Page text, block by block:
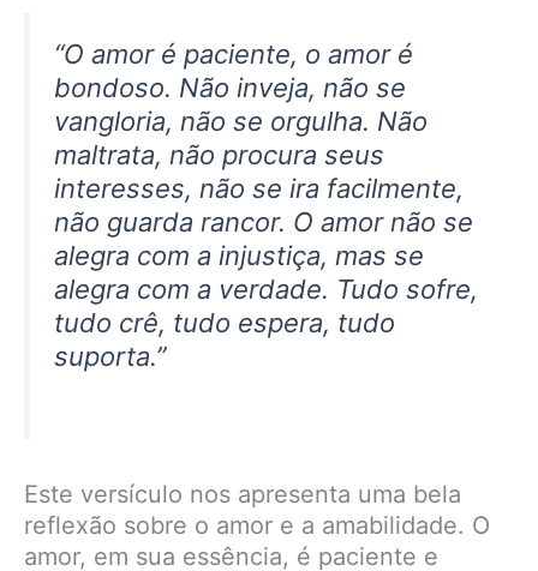
“O amor é paciente, o amor é
bondoso. Não inveja, não se
vangloria, não se orgulha. Não
maltrata, não procura seus
interesses, não se ira facilmente,
não guarda rancor. O amor não se
alegra com a injustiça, mas se
alegra com a verdade. Tudo sofre,
tudo crê, tudo espera, tudo
suporta.”
Este versículo nos apresenta uma bela
reflexão sobre o amor e a amabilidade. O
amor, em sua essência, é paciente e